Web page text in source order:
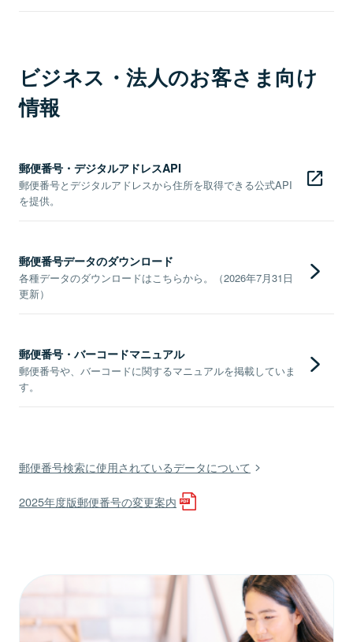
ビジネス・法人のお客さま向け
情報
郵便番号・デジタルアドレスAPI
郵便番号とデジタルアドレスから住所を取得できる公式API
を提供。
郵便番号データのダウンロード
各種データのダウンロードはこちらから。（2026年7月31日
更新）
郵便番号・バーコードマニュアル
郵便番号や、バーコードに関するマニュアルを掲載していま
す。
郵便番号検索に使用されているデータについて
2025年度版郵便番号の変更案内